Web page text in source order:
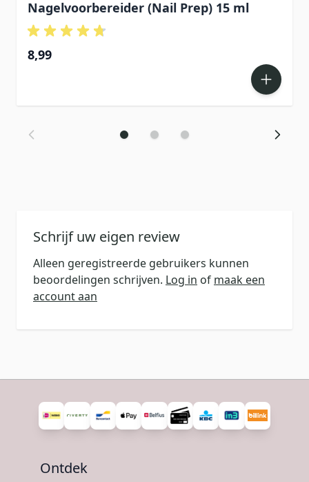
Nagelvoorbereider (Nail Prep) 15 ml
8,99
Schrijf uw eigen review
Alleen geregistreerde gebruikers kunnen
beoordelingen schrijven. Log in of maak een
account aan
Ontdek